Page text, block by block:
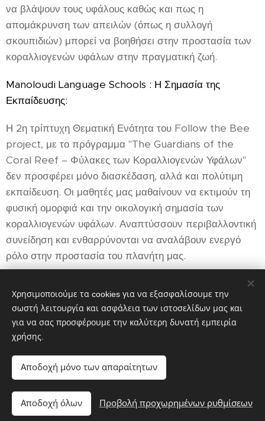
να βλάψουν τους υφάλους καθώς και πως η
απομάκρυνση των απειλών (όπως η συλλογή
σκουπιδιών) μπορεί να βοηθήσει στην προστασία των
κοραλλιογενών υφάλων στην πραγματική ζωή.
Manoloudi Language Schools : Η Σημασία της
Εκπαίδευσης:
Η 2η τρίπτυχη Θεματική Ενότητα του Follow the Bee
project, με το πρόγραμμα "The Guardians of the
Coral Reef – Φύλακες των Κοραλλιογενών Υφάλων"
δεν προσφέρει μόνο διασκέδαση, αλλά και πολύτιμη
εκπαίδευση. Οι μαθητές μας μαθαίνουν να εκτιμούν τη
φυσική ομορφιά και την οικολογική σημασία των
κοραλλιογενών υφάλων. Αναπτύσσουν περιβαλλοντική
συνείδηση και ενθαρρύνονται να αναλάβουν ενεργό
ρόλο στην προστασία του πλανήτη μας.
Share
Χρησιμοποιούμε τα cookies για να εξασφαλίσουμε την
σωστή λειτουργία και ασφάλεια των ιστοσελίδων μας και
για να σας προσφέρουμε την καλύτερη δυνατή εμπειρία
χρήσης.
Αποδοχή μόνο των απαραίτητων
Αποδοχή όλων Προβολή προχωρημένων ρυθμίσεων